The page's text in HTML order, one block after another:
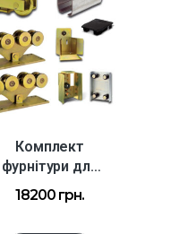
Комплект
фурнітури для
відкатних воріт
вагою до 450
18200 грн.